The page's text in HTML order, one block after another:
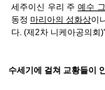
세주이신 우리 주 예수
동정 마리아의 성화상이
다. (제2차 니케아공의회
수세기에 걸쳐 교황들이